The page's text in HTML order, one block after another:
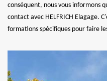
conséquent, nous vous informons
contact avec HELFRICH Elagage.
formations spécifiques pour faire